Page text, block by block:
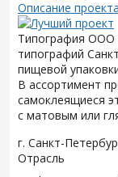
Описание проекта
Типография ООО
типографий
пищевой
В ассортимент
самоклеящиеся
с матовым или
г. Санкт-
Отрасль